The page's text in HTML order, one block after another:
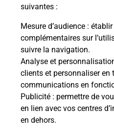
suivantes :
Mesure d’audience :
complémentaires sur
suivre la navigation.
Analyse et
clients et personnaliser en
communications en
Publicité : permettre de
en lien avec vos centres
en dehors.
Boîte aux lettres La
Prochaine collecte du
1 Rue Des Santons
13280 Arles
Le lien s'ouvre dans un nouvel